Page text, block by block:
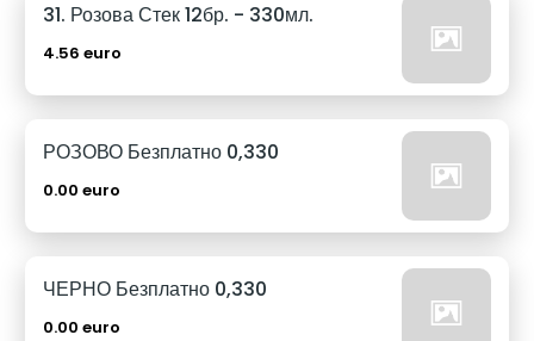
31. Розова Стек 12бр. - 330мл.
4.56 euro
РОЗОВО Безплатно 0,330
0.00 euro
ЧЕРНО Безплатно 0,330
0.00 euro